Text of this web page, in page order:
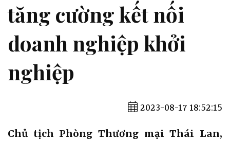
tăng cường kết nối
doanh nghiệp khởi
nghiệp
2023-08-17 18:52:15
Chủ tịch Phòng Thương mại Thái Lan,